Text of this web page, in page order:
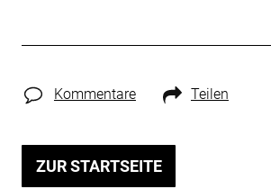
Kommentare Teilen
ZUR STARTSEITE